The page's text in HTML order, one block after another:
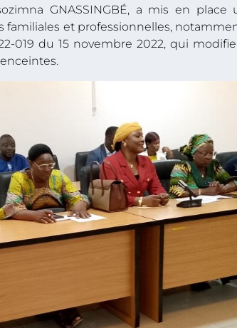
GNASSINGBÉ, a mis en
familiales et professionnelles,
019 du 15 novembre 2022, qui